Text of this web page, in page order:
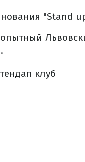
"Stand
клуб